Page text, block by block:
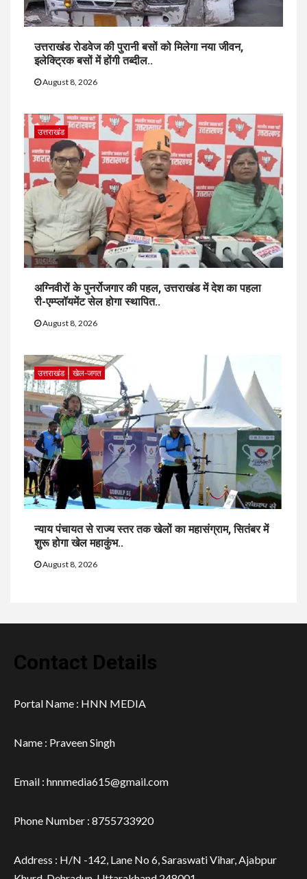
उत्तराखंड रोडवेज की पुरानी बसों को मिलेगा नया जीवन,
इलेक्ट्रिक बसों में होंगी तब्दील..
August 8, 2026
उत्तराखंड
अग्निवीरों के पुनर्रोजगार की पहल, उत्तराखंड में देश का पहला
री-एम्प्लॉयमेंट सेल होगा स्थापित..
August 8, 2026
उत्तराखंड खेल-जगत
न्याय पंचायत से राज्य स्तर तक खेलों का महासंग्राम, सितंबर में
शुरू होगा खेल महाकुंभ..
August 8, 2026
Contact Details
Portal Name : HNN MEDIA
Name : Praveen Singh
Email : hnnmedia615@gmail.com
Phone Number : 8755733920
Address : H/N -142, Lane No 6, Saraswati Vihar, Ajabpur